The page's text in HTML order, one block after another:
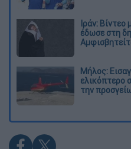
Ιράν:
έδωσε στη
Μήλος:
ελικόπτερο
την